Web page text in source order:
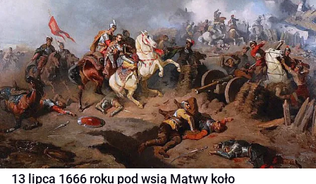
13 lipca 1666 roku pod wsią Mątwy koło